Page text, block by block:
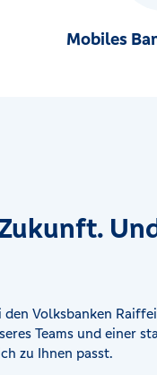
Mobiles
Volksbanken
Teams und einer
zu Ihnen passt.